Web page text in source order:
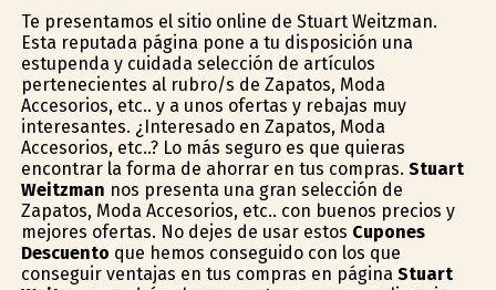
Te presentamos el sitio online de Stuart Weitzman.
Esta reputada página pone a tu disposición una
estupenda y cuidada selección de artículos
pertenecientes al rubro/s de Zapatos, Moda
Accesorios, etc.. y a unos ofertas y rebajas muy
interesantes. ¿Interesado en Zapatos, Moda
Accesorios, etc..? Lo más seguro es que quieras
encontrar la forma de ahorrar en tus compras. Stuart
Weitzman nos presenta una gran selección de
Zapatos, Moda Accesorios, etc.. con buenos precios y
mejores ofertas. No dejes de usar estos Cupones
Descuento que hemos conseguido con los que
conseguir ventajas en tus compras en página Stuart